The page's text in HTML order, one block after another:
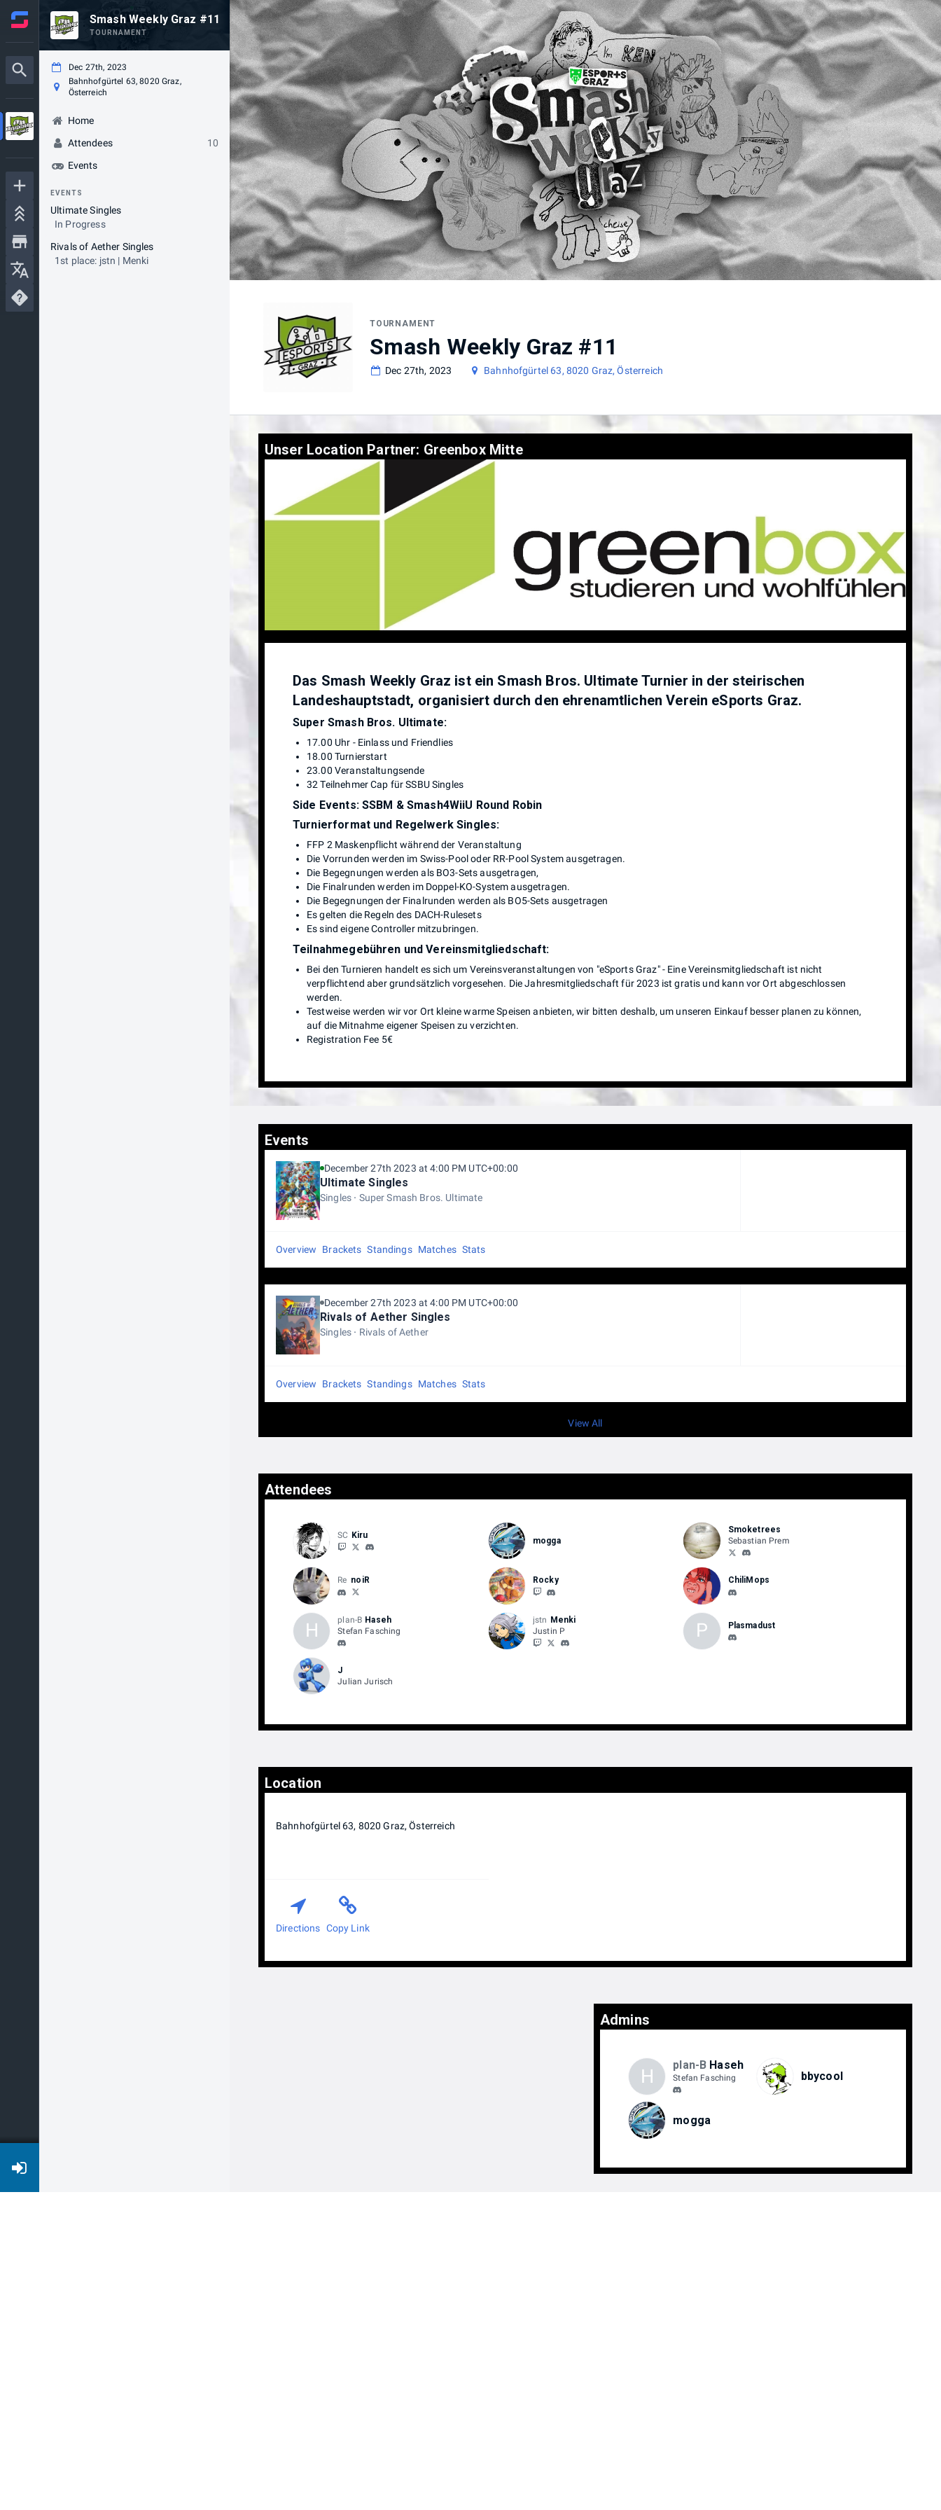
Smash Weekly Graz #11
TOURNAMENT
Dec 27th, 2023
Bahnhofgürtel 63, 8020 Graz,
Österreich
Home
Attendees
10
Events
EVENTS
Ultimate Singles
In Progress
Rivals of Aether Singles
1st place: jstn | Menki
TOURNAMENT
Smash Weekly Graz #11
Dec 27th, 2023 Bahnhofgürtel 63, 8020 Graz, Österreich
Unser Location Partner: Greenbox Mitte
Das Smash Weekly Graz ist ein Smash Bros. Ultimate Turnier in der steirischen
Landeshauptstadt, organisiert durch den ehrenamtlichen Verein eSports Graz.
Super Smash Bros. Ultimate:
17.00 Uhr - Einlass und Friendlies
18.00 Turnierstart
23.00 Veranstaltungsende
32 Teilnehmer Cap für SSBU Singles
Side Events: SSBM & Smash4WiiU Round Robin
Turnierformat und Regelwerk Singles:
FFP 2 Maskenpflicht während der Veranstaltung
Die Vorrunden werden im Swiss-Pool oder RR-Pool System ausgetragen.
Die Begegnungen werden als BO3-Sets ausgetragen,
Die Finalrunden werden im Doppel-KO-System ausgetragen.
Die Begegnungen der Finalrunden werden als BO5-Sets ausgetragen
Es gelten die Regeln des DACH-Rulesets
Es sind eigene Controller mitzubringen.
Teilnahmegebühren und Vereinsmitgliedschaft:
Bei den Turnieren handelt es sich um Vereinsveranstaltungen von "eSports Graz" - Eine Vereinsmitgliedschaft ist nicht
verpflichtend aber grundsätzlich vorgesehen. Die Jahresmitgliedschaft für 2023 ist gratis und kann vor Ort abgeschlossen
werden.
Testweise werden wir vor Ort kleine warme Speisen anbieten, wir bitten deshalb, um unseren Einkauf besser planen zu können,
auf die Mitnahme eigener Speisen zu verzichten.
Registration Fee 5€
Events
December 27th 2023 at 4:00 PM UTC+00:00
Ultimate Singles
Singles Super Smash Bros. Ultimate
Overview Brackets Standings Matches Stats
December 27th 2023 at 4:00 PM UTC+00:00
Rivals of Aether Singles
Singles Rivals of Aether
Overview Brackets Standings Matches Stats
View All
Attendees
SC Kiru
mogga
Smoketrees
Sebastian Prem
Re noiR Rocky ChiliMops
H plan-B Haseh
Stefan Fasching
jstn Menki
Justin P
P Plasmadust
J
Julian Jurisch
Location
Bahnhofgürtel 63, 8020 Graz, Österreich
Directions Copy Link
Admins
H plan-B Haseh
Stefan Fasching bbycool
mogga